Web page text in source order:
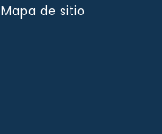
Mapa de sitio